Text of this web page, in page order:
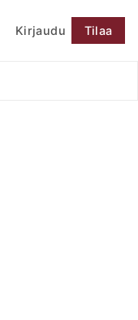
Kirjaudu Tilaa
Seuraa